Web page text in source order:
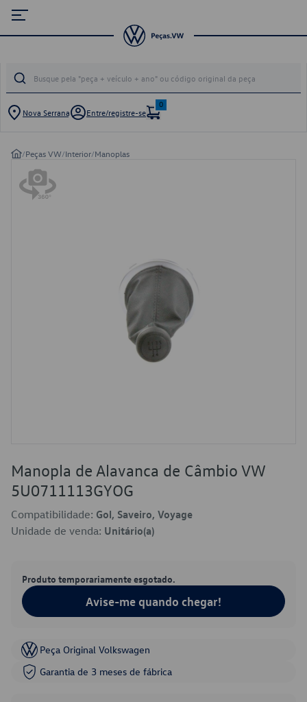
Nova Serrana Entre/registre-se
0
/Peças VW/Interior/Manoplas
Manopla de Alavanca de Câmbio VW
5U0711113GYOG
Compatibilidade: Gol, Saveiro, Voyage
Unidade de venda: Unitário(a)
Produto temporariamente esgotado.
Avise-me quando chegar!
Peça Original Volkswagen
Garantia de 3 meses de fábrica